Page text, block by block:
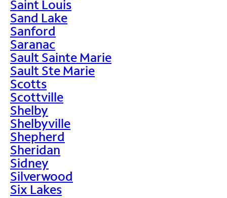
Saint Louis
Sand Lake
Sanford
Saranac
Sault Sainte Marie
Sault Ste Marie
Scotts
Scottville
Shelby
Shelbyville
Shepherd
Sheridan
Sidney
Silverwood
Six Lakes